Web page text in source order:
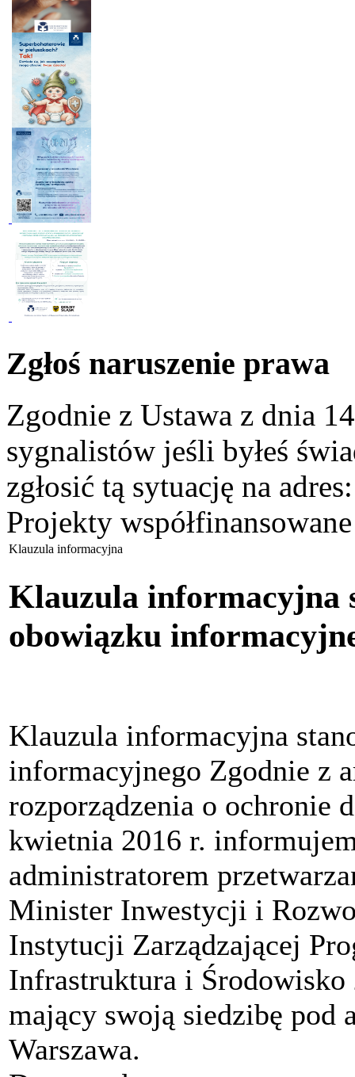
Zgłoś naruszenie prawa
Zgodnie z Ustawa z dnia
sygnalistów jeśli byłeś
zgłosić tą sytuację na
Projekty
Klauzula informacyjna
Klauzula informacyjna
obowiązku
Klauzula informacyjna
informacyjnego Zgodnie z
rozporządzenia o ochronie
kwietnia 2016 r.
administratorem
Minister Inwestycji i
Instytucji Zarządzającej
Infrastruktura i
mający swoją siedzibę pod
Warszawa.